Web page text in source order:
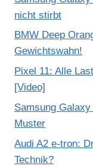
nicht stirbt
BMW Deep
Gewichtswahn!
Pixel 11: Alle
[Video]
Samsung
Muster
Audi A2 e-tron:
Technik?